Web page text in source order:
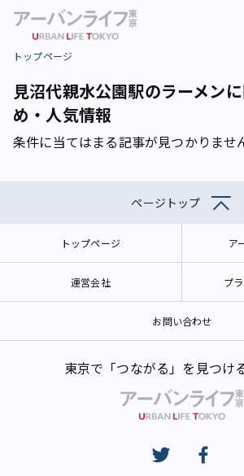
トップページ
見沼代親水公園駅のラーメン
め・人気情報
条件に当てはまる記事が見つかりませ
ページトップ
トップページ ア
運営会社 プ
お問い合わせ
東京で「つながる」を見つけ